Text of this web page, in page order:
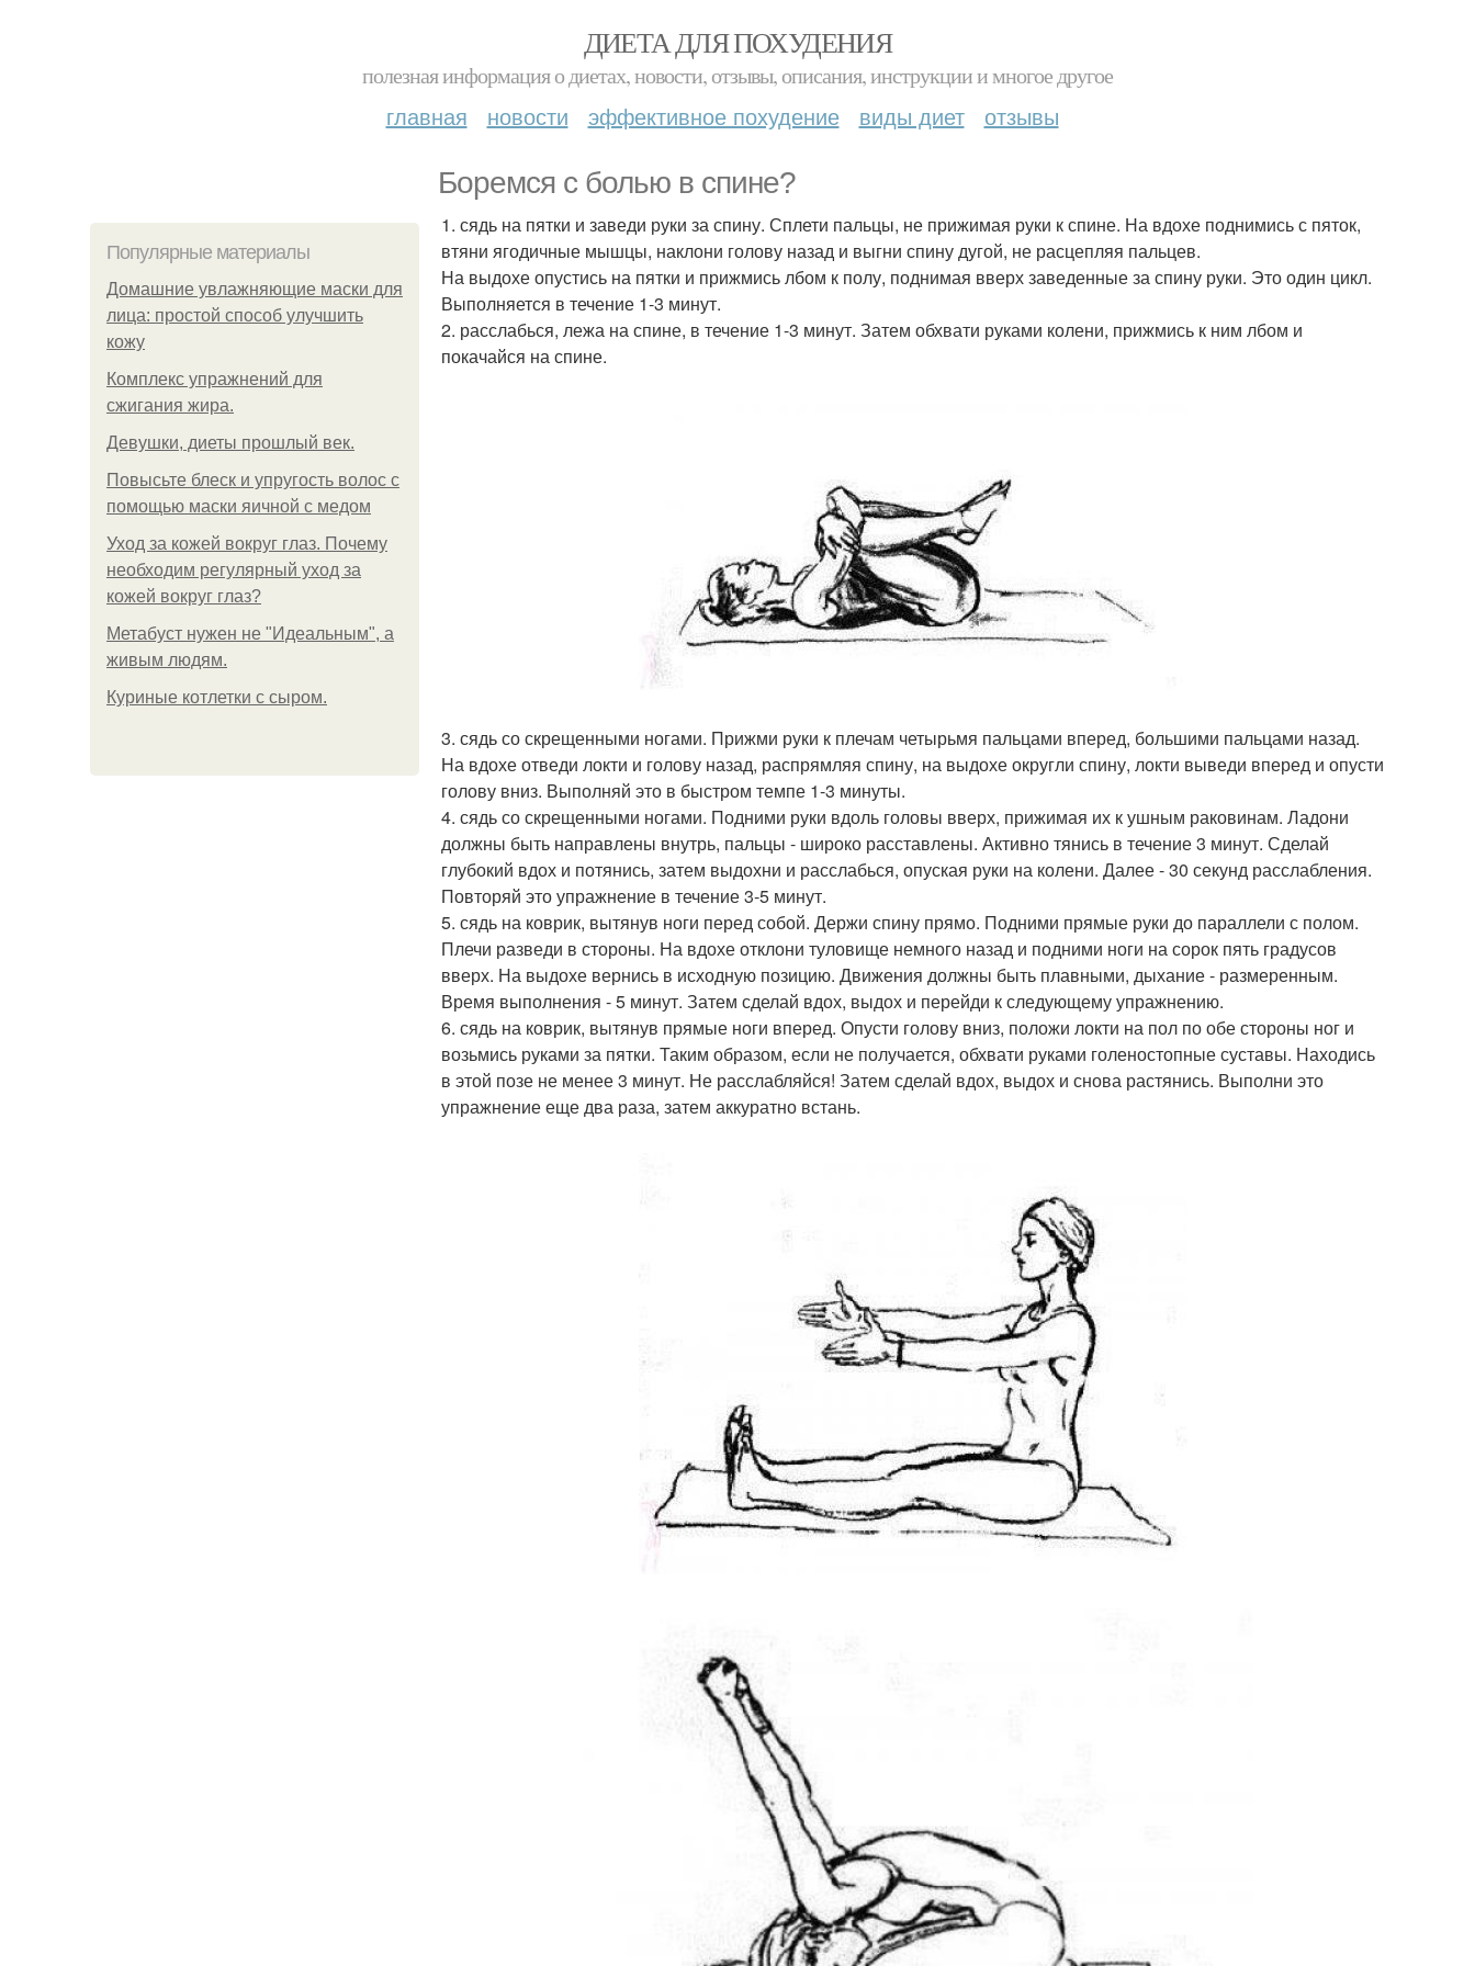
ДИЕТА ДЛЯ ПОХУДЕНИЯ
полезная информация о диетах, новости, отзывы, описания, инструкции и многое другое
главная новости эффективное похудение виды диет отзывы
Боремся с болью в спине?
Популярные материалы
Домашние увлажняющие маски для
лица: простой способ улучшить
кожу
Комплекс упражнений для
сжигания жира.
Девушки, диеты прошлый век.
Повысьте блеск и упругость волос с
помощью маски яичной с медом
Уход за кожей вокруг глаз. Почему
необходим регулярный уход за
кожей вокруг глаз?
Метабуст нужен не "Идеальным", а
живым людям.
Куриные котлетки с сыром.
1. сядь на пятки и заведи руки за спину. Сплети пальцы, не прижимая руки к спине. На вдохе поднимись с пяток,
втяни ягодичные мышцы, наклони голову назад и выгни спину дугой, не расцепляя пальцев.
На выдохе опустись на пятки и прижмись лбом к полу, поднимая вверх заведенные за спину руки. Это один цикл.
Выполняется в течение 1-3 минут.
2. расслабься, лежа на спине, в течение 1-3 минут. Затем обхвати руками колени, прижмись к ним лбом и
покачайся на спине.
3. сядь со скрещенными ногами. Прижми руки к плечам четырьмя пальцами вперед, большими пальцами назад.
На вдохе отведи локти и голову назад, распрямляя спину, на выдохе округли спину, локти выведи вперед и опусти
голову вниз. Выполняй это в быстром темпе 1-3 минуты.
4. сядь со скрещенными ногами. Подними руки вдоль головы вверх, прижимая их к ушным раковинам. Ладони
должны быть направлены внутрь, пальцы - широко расставлены. Активно тянись в течение 3 минут. Сделай
глубокий вдох и потянись, затем выдохни и расслабься, опуская руки на колени. Далее - 30 секунд расслабления.
Повторяй это упражнение в течение 3-5 минут.
5. сядь на коврик, вытянув ноги перед собой. Держи спину прямо. Подними прямые руки до параллели с полом.
Плечи разведи в стороны. На вдохе отклони туловище немного назад и подними ноги на сорок пять градусов
вверх. На выдохе вернись в исходную позицию. Движения должны быть плавными, дыхание - размеренным.
Время выполнения - 5 минут. Затем сделай вдох, выдох и перейди к следующему упражнению.
6. сядь на коврик, вытянув прямые ноги вперед. Опусти голову вниз, положи локти на пол по обе стороны ног и
возьмись руками за пятки. Таким образом, если не получается, обхвати руками голеностопные суставы. Находись
в этой позе не менее 3 минут. Не расслабляйся! Затем сделай вдох, выдох и снова растянись. Выполни это
упражнение еще два раза, затем аккуратно встань.